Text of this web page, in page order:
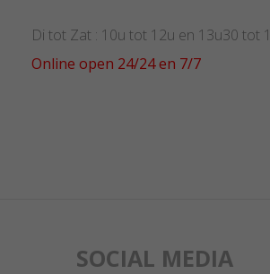
Di tot Zat : 10u tot 12u en 13u30 tot
Online open 24/24 en 7/7
SOCIAL MEDIA